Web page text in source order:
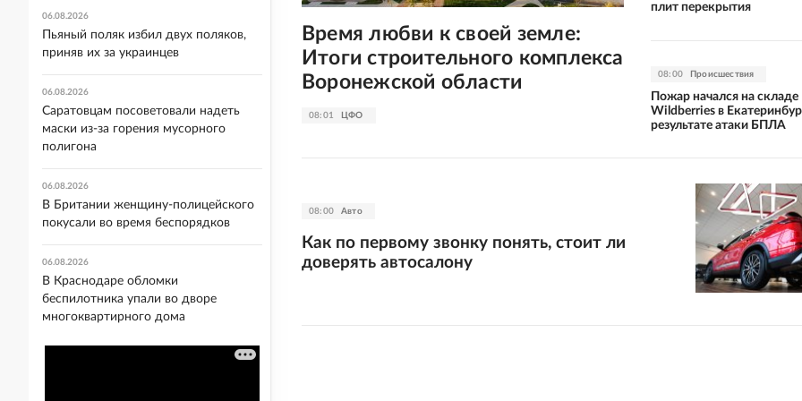
08:01 ЦФО
Время любви к своей земле:
Итоги строительного комплекса
Воронежской области
плит перекрытия
08:00 Происшествия
Пожар начался на складе
Wildberries в
результате атаки БПЛА
08:00 Авто
Как по первому звонку понять, стоит ли
доверять автосалону
06.08.2026
Пьяный поляк избил двух поляков,
приняв их за украинцев
06.08.2026
Саратовцам посоветовали надеть
маски из-за горения мусорного
полигона
06.08.2026
В Британии женщину-полицейского
покусали во время беспорядков
06.08.2026
В Краснодаре обломки
беспилотника упали во дворе
многоквартирного дома